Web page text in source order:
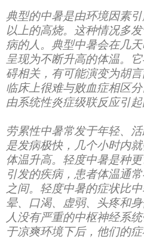
典型的中暑是由环境因素
以上的高烧。这种情况多
病的人。典型中暑会在几
呈现为不断升高的体温。
碍相关，有可能演变为胡
临床上很难与败血症相区
由系统性炎症级联反应引起
劳累性中暑常发于年轻、
是发病极快，几个小时内
体温升高。轻度中暑是种
引发的疾病，患者体温通
之间。轻度中暑的症状比
晕、口渴、虚弱、头疼和
人没有严重的中枢神经系
于凉爽环境下后，他们的症